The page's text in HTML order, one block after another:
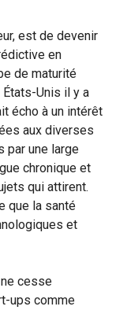
est de devenir
en
de maturité
États-Unis il y a
écho à un intérêt
aux diverses
par une large
chronique et
qui attirent.
que la santé
et
cesse
ups comme